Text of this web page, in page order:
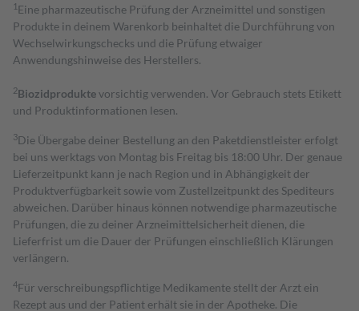
1 Eine pharmazeutische Prüfung der Arzneimittel und sonstigen
Produkte in deinem Warenkorb beinhaltet die Durchführung von
Wechselwirkungschecks und die Prüfung etwaiger
Anwendungshinweise des Herstellers.
2Biozidproduktevorsichtig verwenden. Vor Gebrauch stets Etikett
und Produktinformationen lesen.
3Die Übergabe deiner Bestellung an den Paketdienstleister erfolgt
bei uns werktags von Montag bis Freitag bis 18:00 Uhr. Der genaue
Lieferzeitpunkt kann je nach Region und in Abhängigkeit der
Produktverfügbarkeit sowie vom Zustellzeitpunkt des Spediteurs
abweichen. Darüber hinaus können notwendige pharmazeutische
Prüfungen, die zu deiner Arzneimittelsicherheit dienen, die
Lieferfrist um die Dauer der Prüfungen einschließlich Klärungen
verlängern.
4Für verschreibungspflichtige Medikamente stellt der Arzt ein
Rezept aus und der Patient erhält sie in der Apotheke. Die